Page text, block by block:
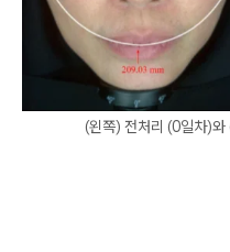
(왼쪽) 전처리 (0일차)